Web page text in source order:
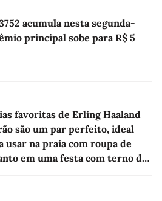
acumula nesta segunda-
principal sobe para R$ 5
favoritas de Erling Haaland
são um par perfeito, ideal
usar na praia com roupa de
em uma festa com terno de